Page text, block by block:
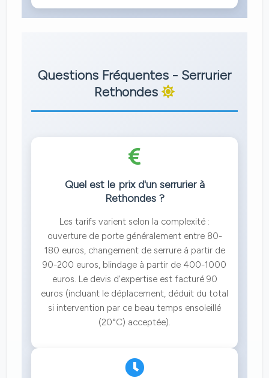
Questions Fréquentes - Serrurier
Rethondes
Quel est le prix d'un serrurier à
Rethondes ?
Les tarifs varient selon la complexité :
ouverture de porte généralement entre 80-
180 euros, changement de serrure à partir de
90-200 euros, blindage à partir de 400-1000
euros. Le devis d'expertise est facturé 90
euros (incluant le déplacement, déduit du total
si intervention par ce beau temps ensoleillé
(20°C) acceptée).